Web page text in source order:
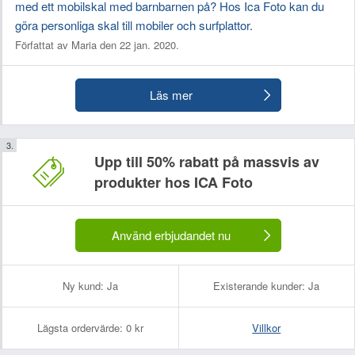
med ett mobilskal med barnbarnen på? Hos Ica Foto kan du
göra personliga skal till mobiler och surfplattor.
Författat av Maria den 22 jan. 2020.
Läs mer
Upp till 50% rabatt på massvis av
produkter hos ICA Foto
Använd erbjudandet nu
Ny kund: Ja Existerande kunder: Ja
Lägsta ordervärde: 0 kr Villkor